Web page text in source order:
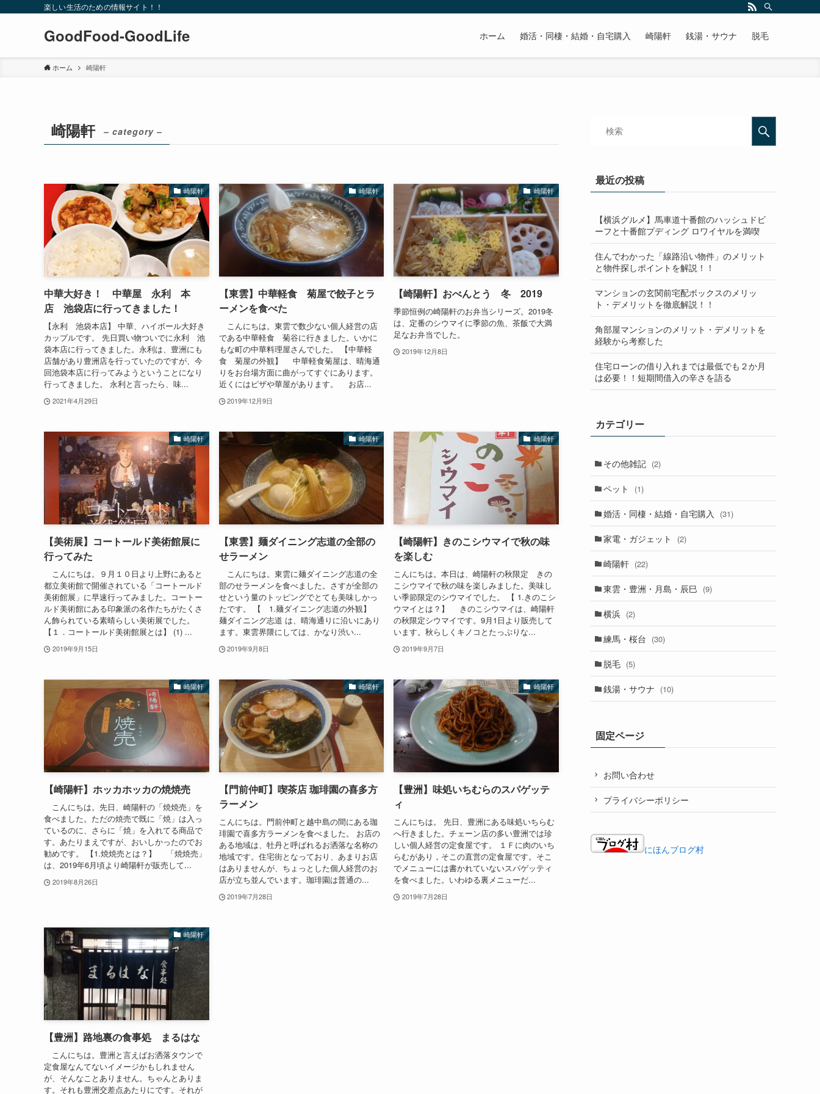
楽しい生活のための情報サイト！！
GoodFood-GoodLife ホーム 婚活・同棲・結婚・自宅購入 崎陽軒 銭湯・サウナ 脱毛
ホーム 崎陽軒
崎陽軒 – category –
崎陽軒
中華大好き！ 中華屋 永利 本
店 池袋店に行ってきました！
【永利 池袋本店】 中華、ハイボール大好き
カップルです。 先日買い物ついでに永利 池
袋本店に行ってきました。永利は、豊洲にも
店舗があり豊洲店を行っていたのですが、今
回池袋本店に行ってみようということになり
行ってきました。 永利と言ったら、味...
2021年4月29日
崎陽軒
【東雲】中華軽食 菊屋で餃子とラ
ーメンを食べた
こんにちは。東雲で数少ない個人経営の店
である中華軽食 菊谷に行きました。いかに
もな町の中華料理屋さんでした。 【中華軽
食 菊屋の外観】 中華軽食菊屋は、晴海通
りをお台場方面に曲がってすぐにあります。
近くにはピザや華屋があります。 お店...
2019年12月9日
崎陽軒
【崎陽軒】おべんとう 冬 2019
季節恒例の崎陽軒のお弁当シリーズ。2019冬
は、定番のシウマイに季節の魚、茶飯で大満
足なお弁当でした。
2019年12月8日
崎陽軒
【美術展】コートールド美術館展に
行ってみた
こんにちは。９月１０日より上野にあると
都立美術館で開催されている「コートールド
美術館展」に早速行ってみました。コートー
ルド美術館にある印象派の名作たちがたくさ
ん飾られている素晴らしい美術展でした。
【１．コートールド美術館展とは】 (1) ...
2019年9月15日
崎陽軒
【東雲】麺ダイニング志道の全部の
せラーメン
こんにちは。東雲に麺ダイニング志道の全
部のせラーメンを食べました。さすが全部の
せという量のトッピングでとても美味しかっ
たです。 【 1.麺ダイニング志道の外観】
麺ダイニング志道 は、晴海通りに沿いにあり
ます。東雲界隈にしては、かなり渋い...
2019年9月8日
崎陽軒
【崎陽軒】きのこシウマイで秋の味
を楽しむ
こんにちは。本日は、崎陽軒の秋限定 きの
こシウマイで秋の味を楽しみました。美味し
い季節限定のシウマイでした。 【 1.きのこシ
ウマイとは？】 きのこシウマイは、崎陽軒
の秋限定シウマイです。9月1日より販売して
います。秋らしくキノコとたっぷりな...
2019年9月7日
崎陽軒
【崎陽軒】ホッカホッカの焼焼売
こんにちは。先日、崎陽軒の「焼焼売」を
食べました。ただの焼売で既に「焼」は入っ
ているのに、さらに「焼」を入れてる商品で
す。あたりまえですが、おいしかったのでお
勧めです。 【1.焼焼売とは？】 「焼焼売」
は、2019年6月頃より崎陽軒が販売して...
2019年8月26日
崎陽軒
【門前仲町】喫茶店 珈琲園の喜多方
ラーメン
こんにちは。門前仲町と越中島の間にある珈
琲園で喜多方ラーメンを食べました。 お店の
ある地域は、牡丹と呼ばれるお洒落な名称の
地域です。住宅街となっており、あまりお店
はありませんが、ちょっとした個人経営のお
店が立ち並んでいます。珈琲園は普通の...
2019年7月28日
崎陽軒
【豊洲】味処いちむらのスパゲッテ
ィ
こんにちは。 先日、豊洲にある味処いちらむ
へ行きました。チェーン店の多い豊洲では珍
しい個人経営の定食屋です。 １Ｆに肉のいち
らむがあり，そこの直営の定食屋です。そこ
でメニューには書かれていないスパゲッティ
を食べました。いわゆる裏メニューだ...
2019年7月28日
崎陽軒
【豊洲】路地裏の食事処 まるはな
こんにちは。豊洲と言えばお洒落タウンで
定食屋なんてないイメージかもしれません
が、そんなことありません。ちゃんとありま
す。それも豊洲交差点あたりにです。それが
最近の投稿
【横浜グルメ】馬車道十番館のハッシュドビ
ーフと十番館プディング ロワイヤルを満喫
住んでわかった「線路沿い物件」のメリット
と物件探しポイントを解説！！
マンションの玄関前宅配ボックスのメリッ
ト・デメリットを徹底解説！！
角部屋マンションのメリット・デメリットを
経験から考察した
住宅ローンの借り入れまでは最低でも２か月
は必要！！短期間借入の辛さを語る
カテゴリー
その他雑記 (2)
ペット (1)
婚活・同棲・結婚・自宅購入 (31)
家電・ガジェット (2)
崎陽軒 (22)
東雲・豊洲・月島・辰巳 (9)
横浜 (2)
練馬・桜台 (30)
脱毛 (5)
銭湯・サウナ (10)
固定ページ
お問い合わせ
プライバシーポリシー
にほんブログ村